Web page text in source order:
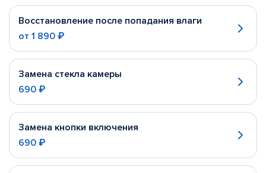
Восстановление после попадания влаги
от 1 890 ₽
Замена стекла камеры
690 ₽
Замена кнопки включения
690 ₽